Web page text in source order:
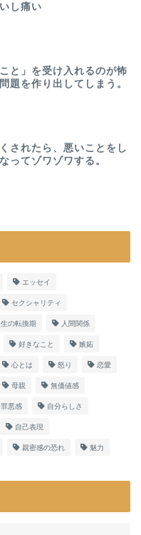
し痛い
こと」を受け入れるのが怖
題を作り出してしまう。
されたら、悪いことをし
ってゾワゾワする。
エッセイ
セクシャリティ
生の転換期 人間関係
好きなこと 嫉妬
心とは 怒り 恋愛
母親 無価値感
罪悪感 自分らしさ
自己表現
親密感の恐れ 魅力